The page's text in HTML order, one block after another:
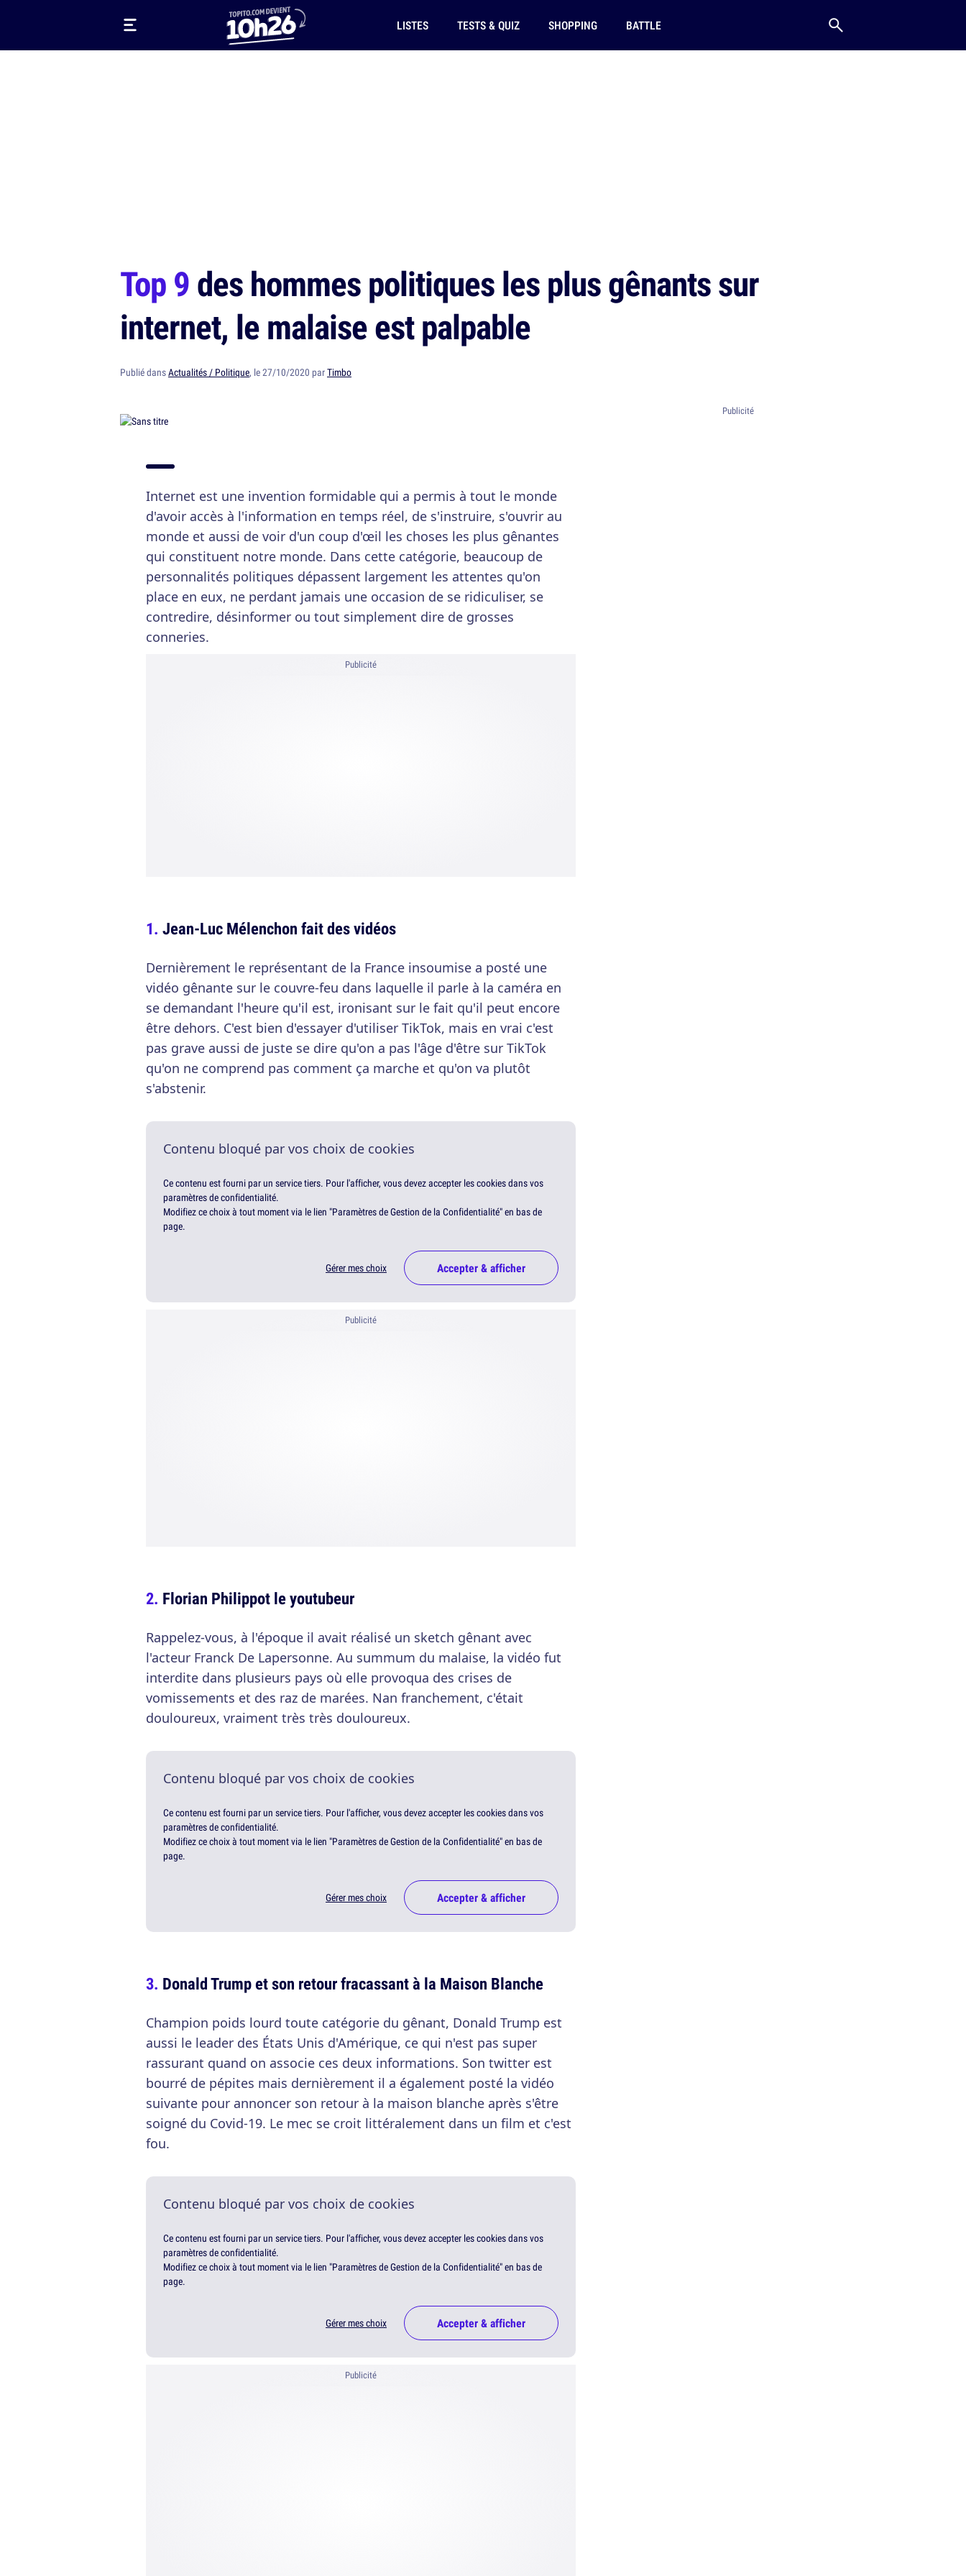
LISTES TESTS & QUIZ SHOPPING BATTLE
Top 9des hommes politiques les plus gênants sur
internet, le malaise est palpable
Publié dansActualités / Politique, le 27/10/2020 parTimbo
Internet est une invention formidable qui a permis à tout le monde
d'avoir accès à l'information en temps réel, de s'instruire, s'ouvrir au
monde et aussi de voir d'un coup d'œil les choses les plus gênantes
qui constituent notre monde. Dans cette catégorie, beaucoup de
personnalités politiques dépassent largement les attentes qu'on
place en eux, ne perdant jamais une occasion de se ridiculiser, se
contredire, désinformer ou tout simplement dire de grosses
conneries.
Publicité
Jean-Luc Mélenchon fait des vidéos
Dernièrement le représentant de la France insoumise a posté une
vidéo gênante sur le couvre-feu dans laquelle il parle à la caméra en
se demandant l'heure qu'il est, ironisant sur le fait qu'il peut encore
être dehors. C'est bien d'essayer d'utiliser TikTok, mais en vrai c'est
pas grave aussi de juste se dire qu'on a pas l'âge d'être sur TikTok
qu'on ne comprend pas comment ça marche et qu'on va plutôt
s'abstenir.
Contenu bloqué par vos choix de cookies
Ce contenu est fourni par un service tiers. Pour l'afficher, vous devez accepter les cookies dans vos
paramètres de confidentialité.
Modifiez ce choix à tout moment via le lien "Paramètres de Gestion de la Confidentialité" en bas de
page.
Gérer mes choix Accepter & afficher
Publicité
Florian Philippot le youtubeur
Rappelez-vous, à l'époque il avait réalisé un sketch gênant avec
l'acteur Franck De Lapersonne. Au summum du malaise, la vidéo fut
interdite dans plusieurs pays où elle provoqua des crises de
vomissements et des raz de marées. Nan franchement, c'était
douloureux, vraiment très très douloureux.
Contenu bloqué par vos choix de cookies
Ce contenu est fourni par un service tiers. Pour l'afficher, vous devez accepter les cookies dans vos
paramètres de confidentialité.
Modifiez ce choix à tout moment via le lien "Paramètres de Gestion de la Confidentialité" en bas de
page.
Gérer mes choix Accepter & afficher
Donald Trump et son retour fracassant à la Maison Blanche
Champion poids lourd toute catégorie du gênant, Donald Trump est
aussi le leader des États Unis d'Amérique, ce qui n'est pas super
rassurant quand on associe ces deux informations. Son twitter est
bourré de pépites mais dernièrement il a également posté la vidéo
suivante pour annoncer son retour à la maison blanche après s'être
soigné du Covid-19. Le mec se croit littéralement dans un film et c'est
fou.
Contenu bloqué par vos choix de cookies
Ce contenu est fourni par un service tiers. Pour l'afficher, vous devez accepter les cookies dans vos
paramètres de confidentialité.
Modifiez ce choix à tout moment via le lien "Paramètres de Gestion de la Confidentialité" en bas de
page.
Gérer mes choix Accepter & afficher
Publicité